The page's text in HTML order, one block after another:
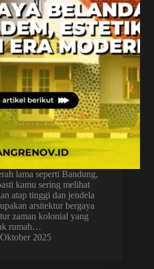
lama seperti Bandung,
kamu sering melihat
atap tinggi dan jendela
arsitektur bergaya
zaman kolonial yang
rumah…
2025